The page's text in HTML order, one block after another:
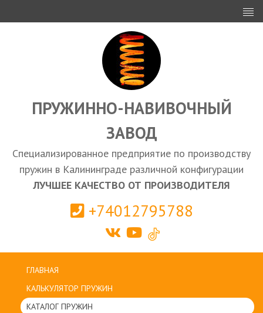
ИНВЕСТОРАМ
ПРОЕКТИРОВАНИЕ
ЭКСПОРТ
ЗАКУПКИ
КАЛЬКУЛЯТОР ПРУЖИН
Калининград
ПРУЖИННО-НАВИВОЧНЫЙ
ЗАВОД
Специализированное предприятие по производству
пружин в Калининграде различной конфигурации
ЛУЧШЕЕ КАЧЕСТВО ОТ ПРОИЗВОДИТЕЛЯ
+74012795788
ГЛАВНАЯ
КАЛЬКУЛЯТОР ПРУЖИН
КАТАЛОГ ПРУЖИН